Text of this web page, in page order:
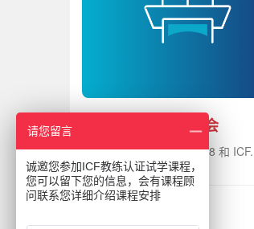
Coach8学院宣讲会
了解一个全面的 Coach8 和
请您留言
诚邀您参加ICF教练认证试学课程，
您可以留下您的信息，会有课程顾
问联系您详细介绍课程安排